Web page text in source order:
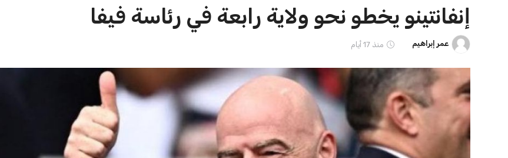
إنفانتينو يخطو نحو ولاية رابعة في رئاسة فيفا
عمر إبراهيم منذ 17 أيام